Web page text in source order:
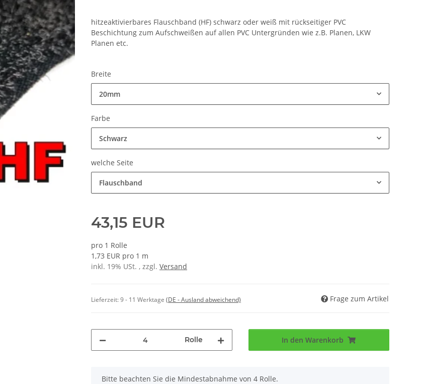
hitzeaktivierbares Flauschband (HF) schwarz oder weiß mit rückseitiger PVC
Beschichtung zum Aufschweißen auf allen PVC Untergründen wie z.B. Planen, LKW
Planen etc.
Breite
20mm
Farbe
Schwarz
welche Seite
Flauschband
43,15 EUR
pro 1 Rolle
1,73 EUR pro 1 m
inkl. 19% USt. , zzgl. Versand
Lieferzeit:9 - 11 Werktage (DE - Ausland abweichend) Frage zum Artikel
Rolle In den Warenkorb
x
Bitte beachten Sie die Mindestabnahme von 4 Rolle.